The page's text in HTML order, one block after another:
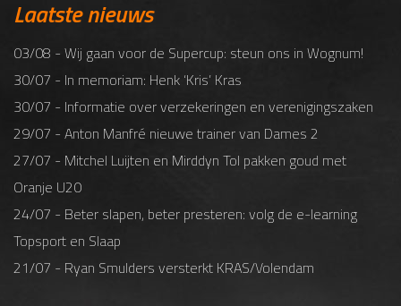
Laatste nieuws
03/08 - Wij gaan voor de Supercup: steun ons in Wognum!
30/07 - In memoriam: Henk ‘Kris’ Kras
30/07 - Informatie over verzekeringen en verenigingszaken
29/07 - Anton Manfré nieuwe trainer van Dames 2
27/07 - Mitchel Luijten en Mirddyn Tol pakken goud met
Oranje U20
24/07 - Beter slapen, beter presteren: volg de e-learning
Topsport en Slaap
21/07 - Ryan Smulders versterkt KRAS/Volendam